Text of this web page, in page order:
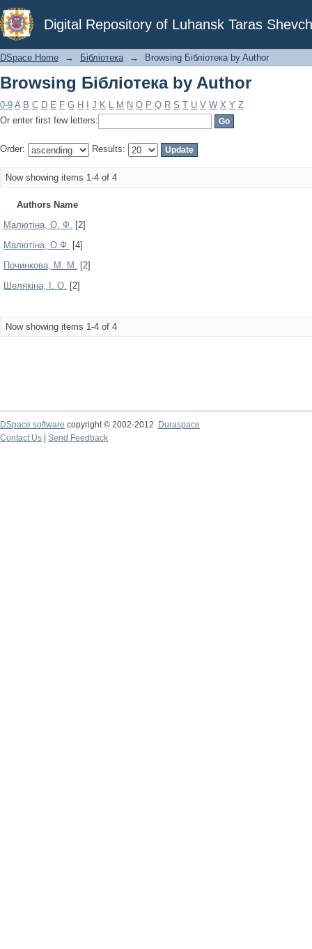
Digital Repository of Luhansk Taras
Browsing Бібліотека by Author
DSpace Home → Бібліотека → Browsing Бібліотека by Author
Browsing Бібліотека by Author
0-9 A B C D E F G H J K L M N O P Q R S T U V W X Y Z
Or enter first few letters:
Order: Results:
Now showing items 1-4 of 4
Authors Name
Малютіна, О. Ф. [2]
Малютіна, О.Ф. [4]
Починкова, М. М. [2]
Шелякіна, І. О. [2]
Now showing items 1-4 of 4
DSpace software copyright © 2002-2012
Duraspace
Contact Us
Send Feedback